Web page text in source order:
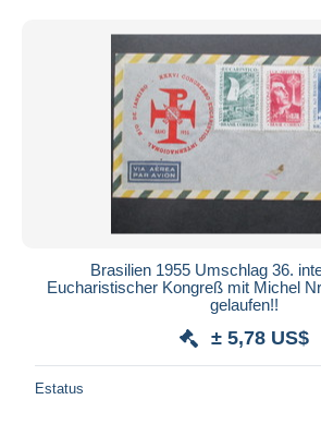
Métodos de pago
PayPal
Transferencia bancaria
Visa
Mastercard
Maestro
Mundo entero
Brasilien 1955 Umschlag 36.
Eucharistischer Kongreß mit Michel
gelaufen!!
± 5,78 US$
Estatus